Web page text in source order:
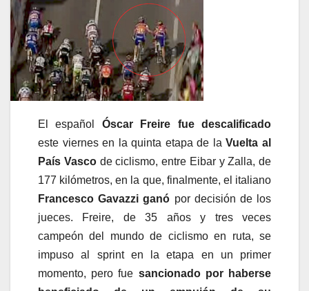
El español Óscar Freire fue descalificado
este viernes en la quinta etapa de la Vuelta al
País Vasco de ciclismo, entre Eibar y Zalla, de
177 kilómetros, en la que, finalmente, el italiano
Francesco Gavazzi ganó por decisión de los
jueces. Freire, de 35 años y tres veces
campeón del mundo de ciclismo en ruta, se
impuso al sprint en la etapa en un primer
momento, pero fue sancionado por haberse